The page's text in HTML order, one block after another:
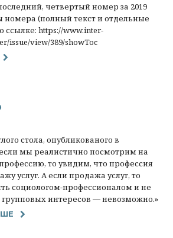
четвертый номер за 2019
номера (полный текст и отдельные
ссылке: https://www.inter-
issue/view/389/showToc
стола, опубликованого в
мы реалистично посмотрим на
то увидим, что профессия
услуг. А если продажа услуг, то
социологом-профессионалом и не
групповых интересов — невозможно.»